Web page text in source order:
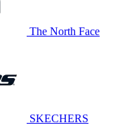
The North Face
SKECHERS